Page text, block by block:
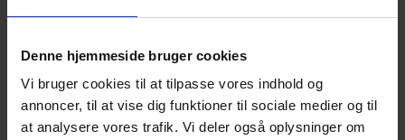
Denne hjemmeside bruger cookies
Vi bruger cookies til at tilpasse vores indhold og
annoncer, til at vise dig funktioner til sociale medier og til
at analysere vores trafik. Vi deler også oplysninger om
Weekendseminar fra fredag kl. 18 til søndag kl. 15
i et sommerhus på Djursland.